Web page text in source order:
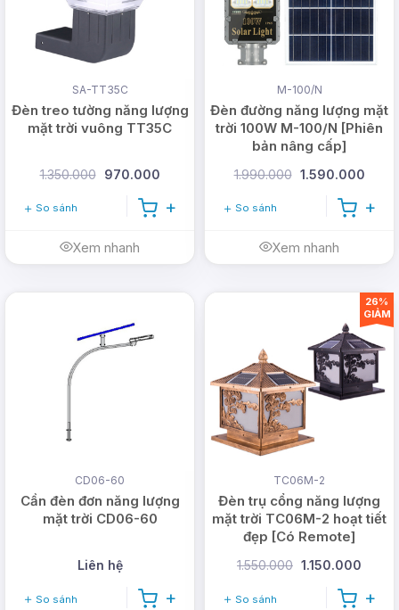
1900.099901
- Doanh nghiệp:(028)
999.99.123
Email:vn@dmtsolar.com
cskh@dmtsolar.com
www.dmtsolar.vn
SA-TT35C
Đèn treo tường năng lượng
mặt trời vuông TT35C
1.350.000 970.000
So sánh
Xem nhanh
M-100/N
Đèn đường năng lượng mặt
trời 100W M-100/N [Phiên
bản nâng cấp]
1.990.000 1.590.000
So sánh
Xem nhanh
CD06-60
Cần đèn đơn năng lượng
mặt trời CD06-60
Liên hệ
So sánh
TC06M-2
Đèn trụ cổng năng lượng
mặt trời TC06M-2 hoạt tiết
đẹp [Có Remote]
1.550.000 1.150.000
So sánh
26%
GIẢM